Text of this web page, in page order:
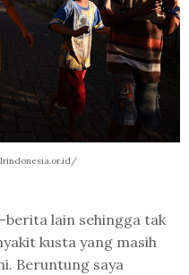
berita lain sehingga tak
kusta yang masih
Beruntung saya